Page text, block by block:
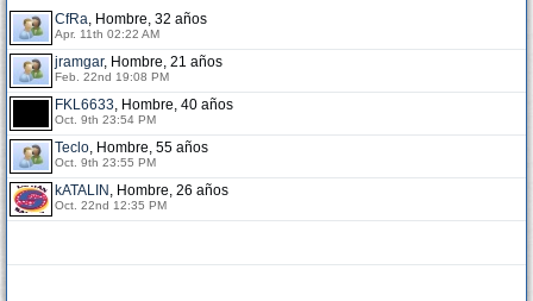
CfRa, Hombre, 32 años
Apr. 11th 02:22 AM
jramgar, Hombre, 21 años
Feb. 22nd 19:08 PM
FKL6633, Hombre, 40 años
Oct. 9th 23:54 PM
Teclo, Hombre, 55 años
Oct. 9th 23:55 PM
kATALIN , Hombre, 26 años
Oct. 22nd 12:35 PM